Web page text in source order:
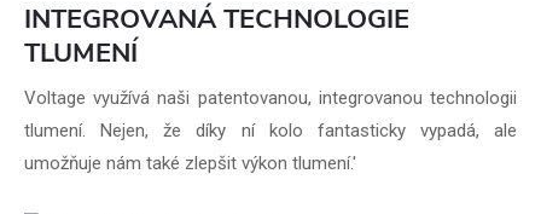
INTEGROVANÁ TECHNOLOGIE
TLUMENÍ
Voltage využívá naši patentovanou, integrovanou technologii
tlumení. Nejen, že díky ní kolo fantasticky vypadá, ale
umožňuje nám také zlepšit výkon tlumení.'